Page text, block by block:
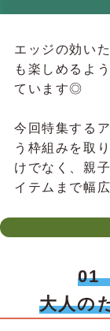
エッジの効い
も楽しめるよ
ています◎
今回特集する
う枠組みを取
けでなく、親
イテムまで幅
01
大人の